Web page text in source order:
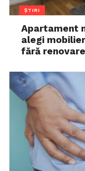
ȘTIRI
Apartament
alegi
fără renovare